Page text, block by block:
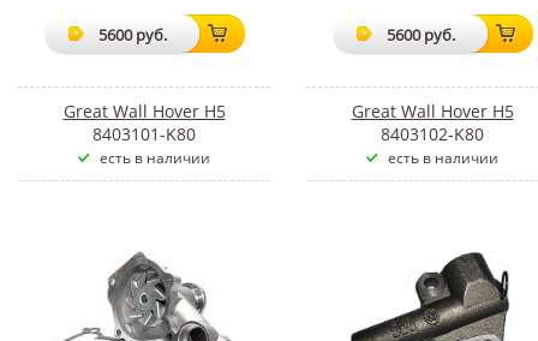
5600 руб.
Great Wall Hover H5
8403101-K80
есть в наличии
5600 руб.
Great Wall Hover H5
8403102-K80
есть в наличии